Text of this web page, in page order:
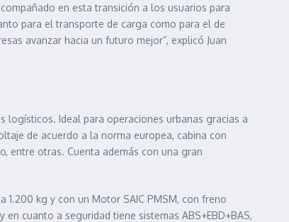
en esta transición a los usuarios para
para el transporte de carga como para el de
avanzar hacia un futuro mejor”, explicó Juan
logísticos. Ideal para operaciones urbanas gracias a
de acuerdo a la norma europea, cabina con
entre otras. Cuenta además con una gran
kg y con un Motor SAIC PMSM, con freno
cuanto a seguridad tiene sistemas ABS+EBD+BAS,